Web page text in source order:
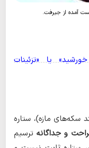
آمده از جیرفت.
یا «تزئینات
سکه‌های مازه)، ستاره
و جداگانهترسیم